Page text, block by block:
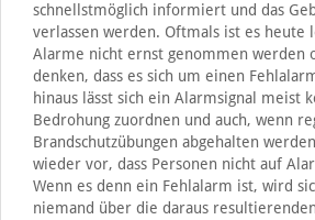
schnellstmöglich informiert und das
verlassen werden. Oftmals ist es heute
Alarme nicht ernst genommen werden
denken, dass es sich um einen
hinaus lässt sich ein Alarmsignal meist
Bedrohung zuordnen und auch, wenn
Brandschutzübungen abgehalten
wieder vor, dass Personen nicht auf
Wenn es denn ein Fehlalarm ist, wird
niemand über die daraus